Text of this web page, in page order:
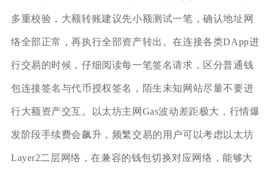
多重校验，大额转账建议先小额测试一笔，确认地址网
络全部正常，再执行全部资产转出。在连接各类DApp进
行交易的时候，仔细阅读每一笔签名请求，区分普通钱
包连接签名与代币授权签名，陌生未知网站尽量不要进
行大额资产交互。以太坊主网Gas波动差距极大，行情爆
发阶段手续费会飙升，频繁交易的用户可以考虑以太坊
Layer2二层网络，在兼容的钱包切换对应网络，能够大